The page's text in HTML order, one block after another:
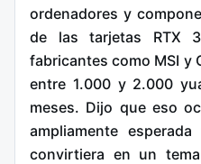
ordenadores y
de las tarjetas RTX
fabricantes como MSI y
entre 1.000 y 2.000
meses. Dijo que eso
ampliamente
convirtiera en un